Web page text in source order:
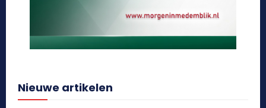
Nieuwe artikelen